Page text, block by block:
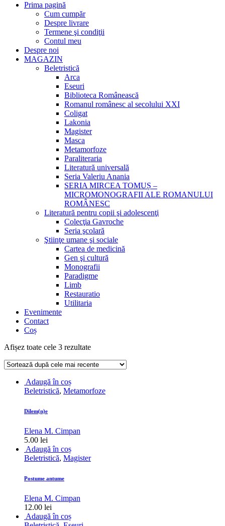
Prima pagină
Cum cumpăr
Despre livrare
Termene şi condiţii
Contul meu
Despre noi
MAGAZIN
Beletristică
Arca
Eseuri
Biblioteca Românească
Romanul românesc al secolului XXI
Coligat
Lakonia
Magister
Masca
Metamorfoze
Paraliteraria
Literatură universală
Seria Valeriu Anania
SERIA MIRCEA TOMUȘ –
MICROMONOGRAFII ALE ROMANULUI
ROMÂNESC
Literatură pentru copii şi adolescenţi
Colecţia Gavroche
Seria şcolară
Ştiinţe umane şi sociale
Cartea de medicină
Gen şi cultură
Monografii
Paradigme
Limb
Restauratio
Utilitaria
Evenimente
Contact
Coș
Afișez toate cele 3 rezultateSortat
cele
Adaugă în coș
Beletristică, Metamorfoze
Dilem(n)e
Elena M. Cimpan
5.00 lei
Adaugă în coș
Beletristică, Magister
Postume antume
Elena M. Cimpan
12.00 lei
Adaugă în coș